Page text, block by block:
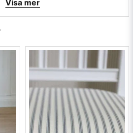
beige
väveri
leveranstid ca. 7 dagar,
mig på:info@broarne.se
Visa mer